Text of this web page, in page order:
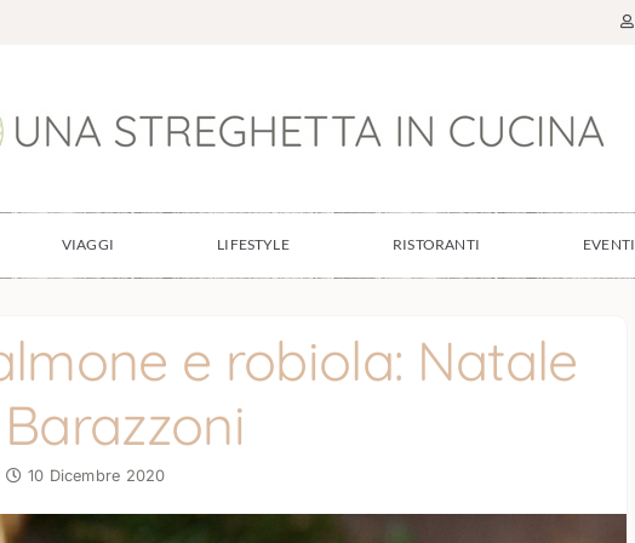
VIAGGI LIFESTYLE RISTORANTI EVENTI
e robiola: Natale
10 Dicembre 2020